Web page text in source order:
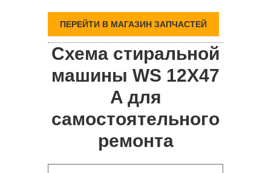
ПЕРЕЙТИ В МАГАЗИН ЗАПЧАСТЕЙ
Схема стиральной
машины WS 12X47
A для
самостоятельного
ремонта